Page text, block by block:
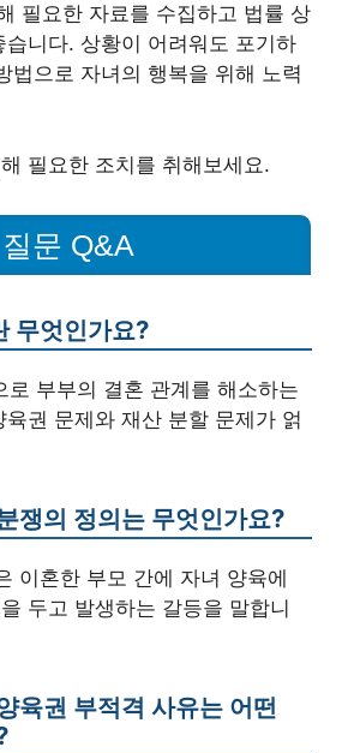
필요한 자료를 수집하고 법률 상
습니다. 상황이 어려워도 포기하
법으로 자녀의 행복을 위해 노력
필요한 조치를 취해보세요.
문 Q&A
무엇인가요?
로 부부의 결혼 관계를 해소하는
권 문제와 재산 분할 문제가 얽
쟁의 정의는 무엇인가요?
이혼한 부모 간에 자녀 양육에
두고 발생하는 갈등을 말합니
육권 부적격 사유는 어떤